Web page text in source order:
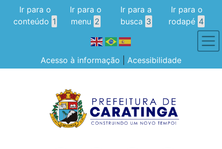
Ir para o
conteúdo 1
Ir para o
menu 2
Ir para a
busca 3
Ir para o
rodapé 4
Acesso à informação Acessibilidade